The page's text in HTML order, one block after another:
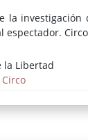
la
la Libertad